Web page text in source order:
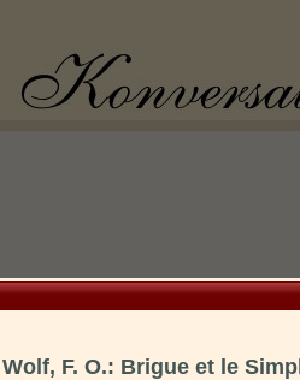
Wolf, F. O.: Brigue et le